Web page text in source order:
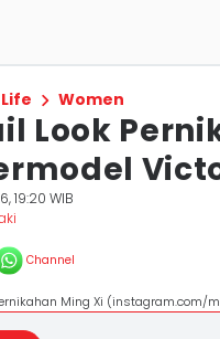
Life Women
Look
19:20 WIB
Channel
Ming Xi (instagram.com/